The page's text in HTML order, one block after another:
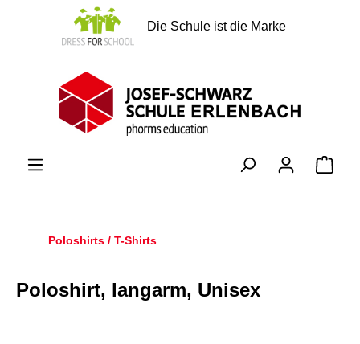
springen
Die Schule ist die Marke
Poloshirts / T-Shirts
Poloshirt, langarm, Unisex